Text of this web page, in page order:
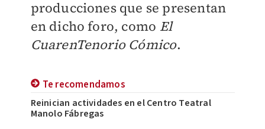
producciones que se presentan
en dicho foro, como El
CuarenTenorio Cómico.
Te recomendamos
Reinician actividades en el Centro Teatral
Manolo Fábregas